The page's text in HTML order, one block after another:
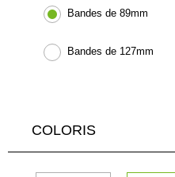
Bandes de 89mm
Bandes de 127mm
COLORIS